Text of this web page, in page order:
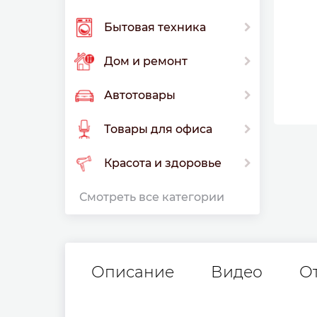
Бытовая техника
Дом и ремонт
Автотовары
Товары для офиса
Красота и здоровье
Смотреть все категории
Описание Видео